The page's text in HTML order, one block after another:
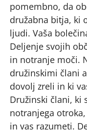
pomembno, da
družabna bitja, ki
ljudi. Vaša
Deljenje svojih
in notranje moči.
družinskimi člani
dovolj zreli in ki
Družinski člani, ki
notranjega
in vas razumeti.